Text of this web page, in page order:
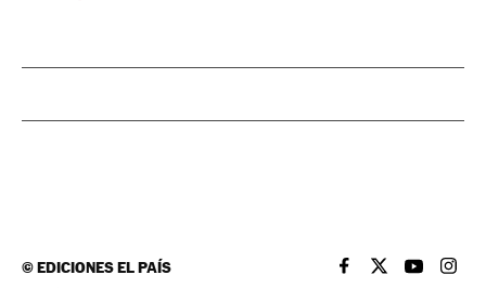
©EDICIONES EL PAÍS EL PAÍS BRASIL EN
EL PAÍSEL PAÍS
EL